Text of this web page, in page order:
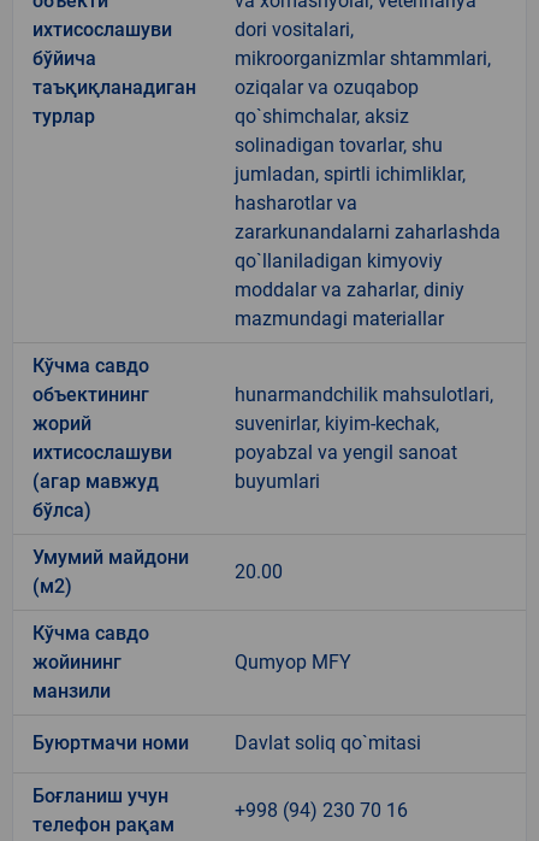
ихтисослашуви
бўйича
таъқиқланадиган
турлар
dori vositalari,
mikroorganizmlar shtammlari,
oziqalar va ozuqabop
qo`shimchalar, aksiz
solinadigan tovarlar, shu
jumladan, spirtli ichimliklar,
hasharotlar va
zararkunandalarni zaharlashda
qo`llaniladigan kimyoviy
moddalar va zaharlar, diniy
mazmundagi materiallar
Кўчма савдо
объектининг
жорий
ихтисослашуви
(агар мавжуд
бўлса)
hunarmandchilik mahsulotlari,
suvenirlar, kiyim-kechak,
poyabzal va yengil sanoat
buyumlari
Умумий майдони
(м2)
20.00
Кўчма савдо
жойининг
манзили
Qumyop MFY
Буюртмачи номи Davlat soliq qo`mitasi
Боғланиш учун
телефон рақам
+998 (94) 230 70 16